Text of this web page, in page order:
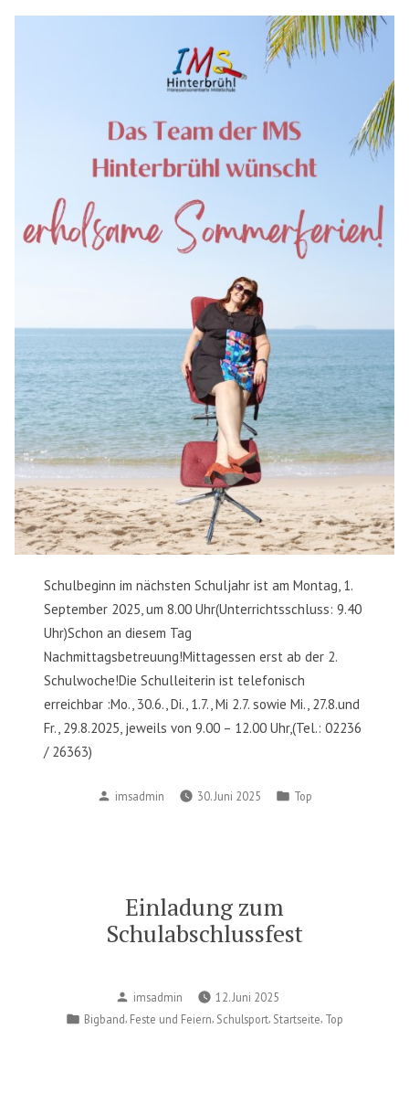
Schulbeginn im nächsten Schuljahr ist am Montag, 1.
September 2025, um 8.00 Uhr(Unterrichtsschluss: 9.40
Uhr)Schon an diesem Tag
Nachmittagsbetreuung!Mittagessen erst ab der 2.
Schulwoche!Die Schulleiterin ist telefonisch
erreichbar :Mo., 30.6., Di., 1.7., Mi 2.7. sowie Mi., 27.8.und
Fr., 29.8.2025, jeweils von 9.00 – 12.00 Uhr,(Tel.: 02236
/ 26363)
Posted
imsadmin 30. Juni 2025
Posted
Top
Einladung zum
Schulabschlussfest
Posted
by
imsadmin
12. Juni 2025
Posted
Bigband Feste und Feiern Schulsport Startseite Top